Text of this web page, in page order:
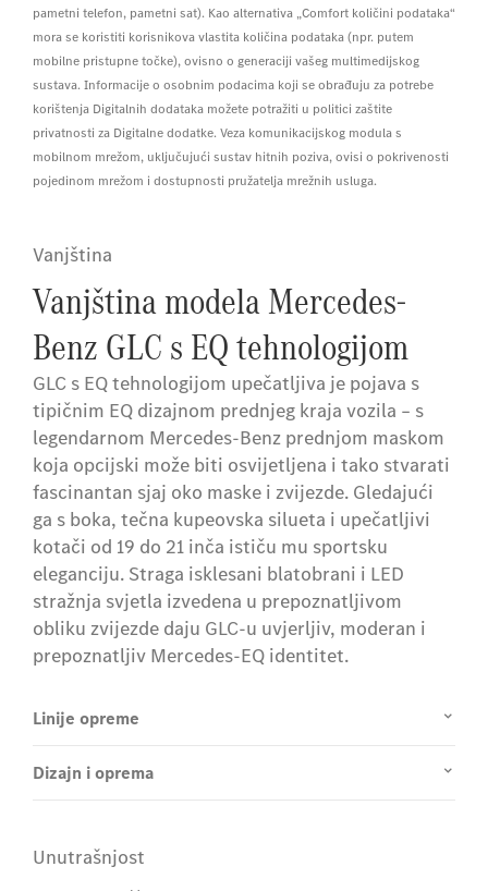
pametni telefon, pametni sat). Kao alternativa „Comfort količini podataka“
mora se koristiti korisnikova vlastita količina podataka (npr. putem
mobilne pristupne točke), ovisno o generaciji vašeg multimedijskog
sustava. Informacije o osobnim podacima koji se obrađuju za potrebe
korištenja Digitalnih dodataka možete potražiti u politici zaštite
privatnosti za Digitalne dodatke. Veza komunikacijskog modula s
mobilnom mrežom, uključujući sustav hitnih poziva, ovisi o pokrivenosti
pojedinom mrežom i dostupnosti pružatelja mrežnih usluga.
Vanjština
Vanjština modela Mercedes-
Benz GLC s EQ tehnologijom
GLC s EQ tehnologijom upečatljiva je pojava s
tipičnim EQ dizajnom prednjeg kraja vozila – s
legendarnom Mercedes-Benz prednjom maskom
koja opcijski može biti osvijetljena i tako stvarati
fascinantan sjaj oko maske i zvijezde. Gledajući
ga s boka, tečna kupeovska silueta i upečatljivi
kotači od 19 do 21 inča ističu mu sportsku
eleganciju. Straga isklesani blatobrani i LED
stražnja svjetla izvedena u prepoznatljivom
obliku zvijezde daju GLC-u uvjerljiv, moderan i
prepoznatljiv Mercedes-EQ identitet.
Linije opreme
Dizajn i oprema
Unutrašnjost